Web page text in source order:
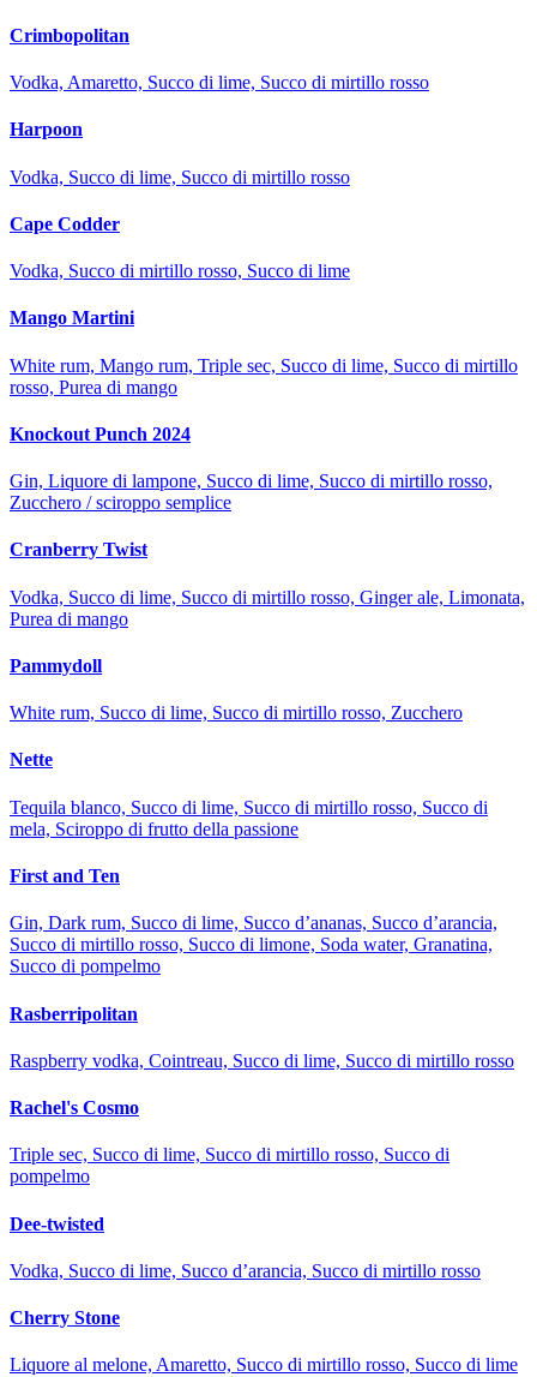
Crimbopolitan
Vodka, Amaretto, Succo di lime, Succo di mirtillo rosso
Harpoon
Vodka, Succo di lime, Succo di mirtillo rosso
Cape Codder
Vodka, Succo di mirtillo rosso, Succo di lime
Mango Martini
White rum, Mango rum, Triple sec, Succo di lime, Succo di mirtillo
rosso, Purea di mango
Knockout Punch 2024
Gin, Liquore di lampone, Succo di lime, Succo di mirtillo rosso,
Zucchero / sciroppo semplice
Cranberry Twist
Vodka, Succo di lime, Succo di mirtillo rosso, Ginger ale, Limonata,
Purea di mango
Pammydoll
White rum, Succo di lime, Succo di mirtillo rosso, Zucchero
Nette
Tequila blanco, Succo di lime, Succo di mirtillo rosso, Succo di
mela, Sciroppo di frutto della passione
First and Ten
Gin, Dark rum, Succo di lime, Succo d’ananas, Succo d’arancia,
Succo di mirtillo rosso, Succo di limone, Soda water, Granatina,
Succo di pompelmo
Rasberripolitan
Raspberry vodka, Cointreau, Succo di lime, Succo di mirtillo rosso
Rachel's Cosmo
Triple sec, Succo di lime, Succo di mirtillo rosso, Succo di
pompelmo
Dee-twisted
Vodka, Succo di lime, Succo d’arancia, Succo di mirtillo rosso
Cherry Stone
Liquore al melone, Amaretto, Succo di mirtillo rosso, Succo di lime